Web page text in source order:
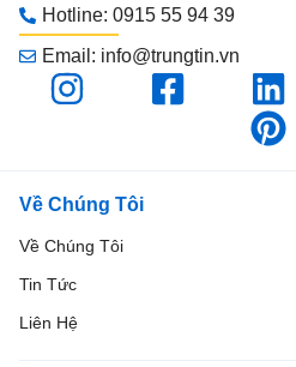
Hotline: 0915 55 94 39
Email: info@trungtin.vn
Về Chúng Tôi
Về Chúng Tôi
Tin Tức
Liên Hệ